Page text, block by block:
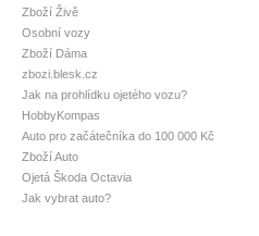
Zboží Živě
Osobní vozy
Zboží Dáma
zbozi.blesk.cz
Jak na prohlídku ojetého vozu?
HobbyKompas
Auto pro začátečníka do 100 000 Kč
Zboží Auto
Ojetá Škoda Octavia
Jak vybrat auto?